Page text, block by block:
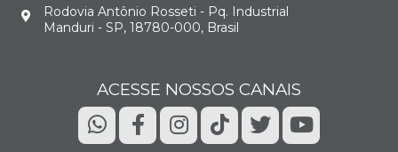
Rodovia Antônio Rosseti - Pq. Industrial
Manduri - SP, 18780-000, Brasil
ACESSE NOSSOS CANAIS